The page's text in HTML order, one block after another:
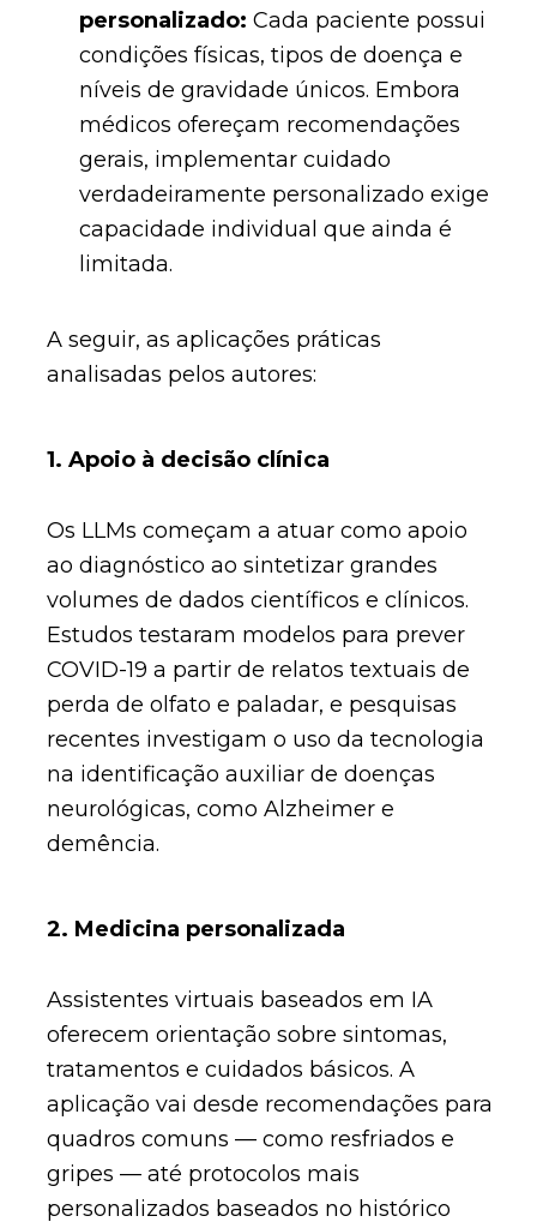
personalizado: Cada paciente possui
condições físicas, tipos de doença e
níveis de gravidade únicos. Embora
médicos ofereçam recomendações
gerais, implementar cuidado
verdadeiramente personalizado exige
capacidade individual que ainda é
limitada.
A seguir, as aplicações práticas
analisadas pelos autores:
1. Apoio à decisão clínica
Os LLMs começam a atuar como apoio
ao diagnóstico ao sintetizar grandes
volumes de dados científicos e clínicos.
Estudos testaram modelos para prever
COVID-19 a partir de relatos textuais de
perda de olfato e paladar, e pesquisas
recentes investigam o uso da tecnologia
na identificação auxiliar de doenças
neurológicas, como Alzheimer e
demência.
2. Medicina personalizada
Assistentes virtuais baseados em IA
oferecem orientação sobre sintomas,
tratamentos e cuidados básicos. A
aplicação vai desde recomendações para
quadros comuns — como resfriados e
gripes — até protocolos mais
personalizados baseados no histórico